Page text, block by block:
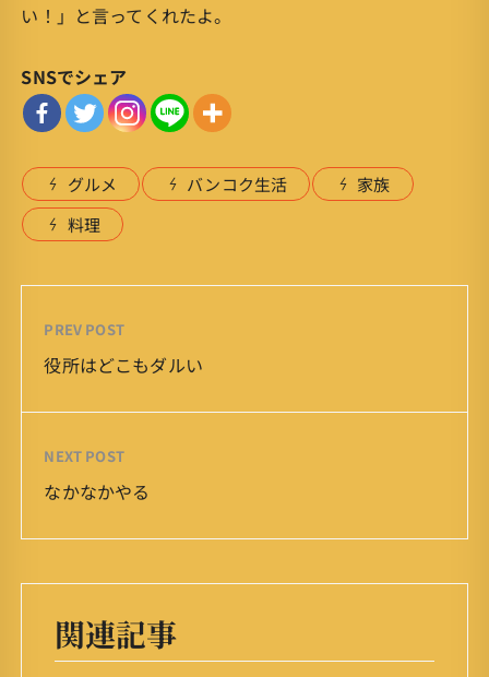
い！」と言ってくれたよ。
SNSでシェア
グルメ バンコク生活
家族
料理
PREV POST
役所はどこもダルい
NEXT POST
なかなかやる
関連記事